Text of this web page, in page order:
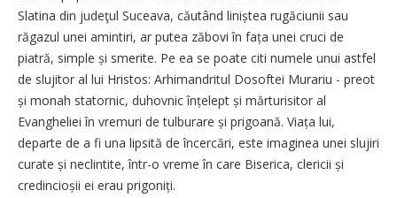
Slatina din judeţul Suceava, căutând liniștea rugăciunii sau
răgazul unei amintiri, ar putea zăbovi în fața unei cruci de
piatră, simple și smerite. Pe ea se poate citi numele unui astfel
de slujitor al lui Hristos: Arhi­man­dritul Dosoftei Murariu - preot
și monah statornic, duhovnic în­țelept și mărturisitor al
Evangheliei în vremuri de tulburare și prigoană. Viața lui,
departe de a fi una lipsită de încercări, este ima­ginea unei slujiri
curate și neclintite, într-o vreme în care Biserica, clericii și
credincioșii ei erau prigoniți.